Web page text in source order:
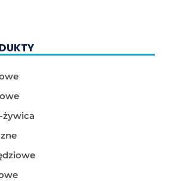
żywica